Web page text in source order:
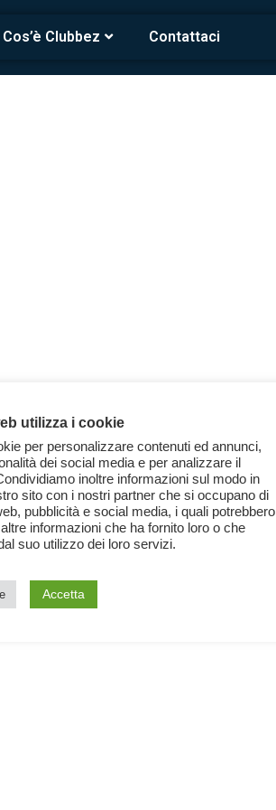
Cos’è Clubbez Contattaci
utilizza i cookie
per personalizzare contenuti ed annunci,
dei social media e per analizzare il
inoltre informazioni sul modo in
sito con i nostri partner che si occupano di
pubblicità e social media, i quali potrebbero
informazioni che ha fornito loro o che
suo utilizzo dei loro servizi.
Accetta